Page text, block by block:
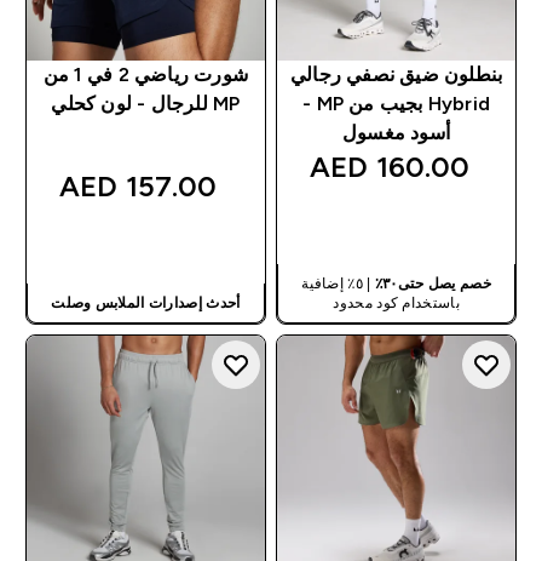
بنطلون ضيق نصفي رجالي
Hybrid بجيب من MP -
أسود مغسول
160.00 AED‎
خصم يصل حتى٣٠٪
| ٥٪ إضافية
باستخدام كود محدود
شورت رياضي 2 في 1 من
MP للرجال - لون كحلي
157.00 AED‎
أحدث إصدارات الملابس وصلت